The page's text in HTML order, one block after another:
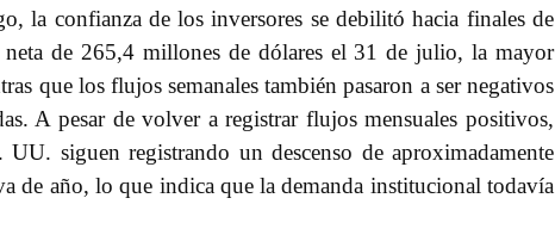
la confianza de los inversores se debilitó hacia finales de
de 265,4 millones de dólares el 31 de julio, la mayor
que los flujos semanales también pasaron a ser negativos
A pesar de volver a registrar flujos mensuales positivos,
siguen registrando un descenso de aproximadamente
de año, lo que indica que la demanda institucional todavía